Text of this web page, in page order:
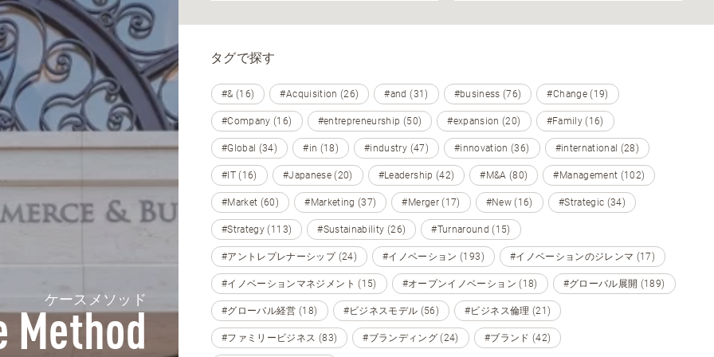
ケースメソッド
Method
タグで探す
#& (16) #Acquisition (26) #and (31) #business (76) #Change (19)
#Company (16) #entrepreneurship (50) #expansion (20) #Family (16)
#Global (34) #in (18) #industry (47) #innovation (36) #international (28)
#IT (16) #Japanese (20) #Leadership (42) #M&A (80) #Management (102)
#Market (60) #Marketing (37) #Merger (17) #New (16) #Strategic (34)
#Strategy (113) #Sustainability (26) #Turnaround (15)
#アントレプレナーシップ (24) #イノベーション (193) #イノベーションのジレンマ (17)
#イノベーションマネジメント (15) #オープンイノベーション (18) #グローバル展開 (189)
#グローバル経営 (18) #ビジネスモデル (56) #ビジネス倫理 (21)
#ファミリービジネス (83) #ブランディング (24) #ブランド (42)